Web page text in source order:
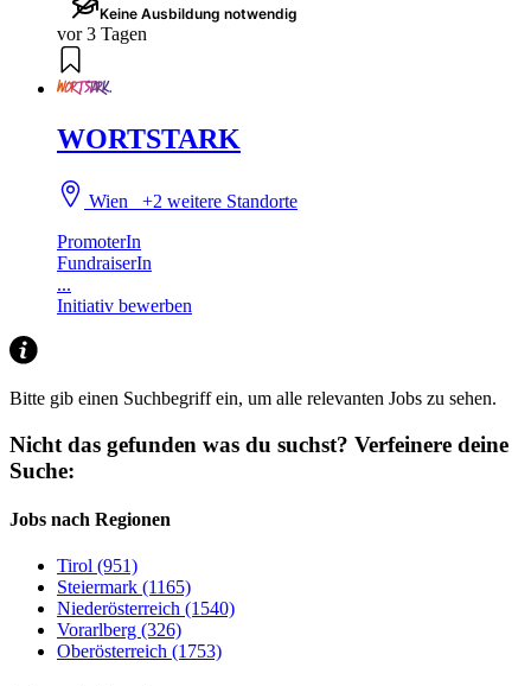
Keine Ausbildung notwendig
vor 3 Tagen
WORTSTARK
Wien+2 weitere Standorte
PromoterIn
FundraiserIn
...
Initiativ bewerben
Bitte gib einen Suchbegriff ein, um alle relevanten Jobs zu sehen.
Nicht das gefunden was du suchst? Verfeinere deine
Suche:
Jobs nach Regionen
Tirol (951)
Steiermark (1165)
Niederösterreich (1540)
Vorarlberg (326)
Oberösterreich (1753)